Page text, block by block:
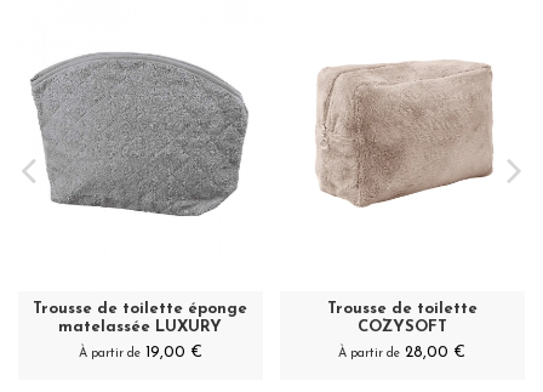
Trousse de toilette éponge
matelassée LUXURY
À partir de19,00 €
Trousse de toilette
COZYSOFT
À partir de 28,00 €